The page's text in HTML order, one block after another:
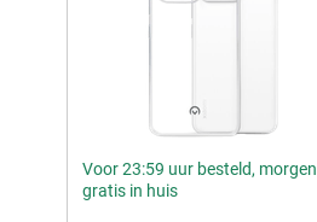
Voor 23:59 uur besteld, morgen
gratis in huis